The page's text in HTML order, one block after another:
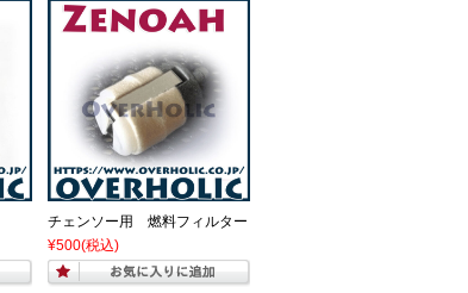
チェンソー用 燃料フィルター
¥500(税込)